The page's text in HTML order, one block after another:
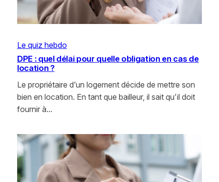
Le quiz hebdo
DPE : quel délai pour quelle obligation en cas de
location ?
Le propriétaire d’un logement décide de mettre son
bien en location. En tant que bailleur, il sait qu’il doit
fournir à…